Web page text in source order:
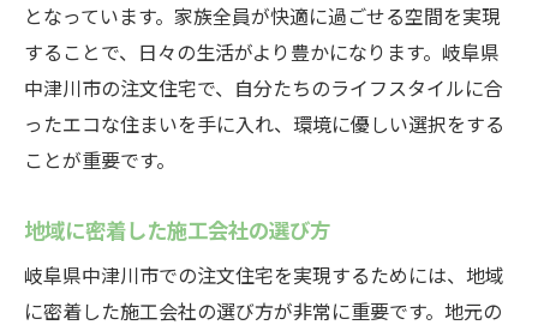
となっています。家族全員が快適に過ごせる空間を実現
することで、日々の生活がより豊かになります。岐阜県
中津川市の注文住宅で、自分たちのライフスタイルに合
ったエコな住まいを手に入れ、環境に優しい選択をする
ことが重要です。
地域に密着した施工会社の選び方
岐阜県中津川市での注文住宅を実現するためには、地域
に密着した施工会社の選び方が非常に重要です。地元の